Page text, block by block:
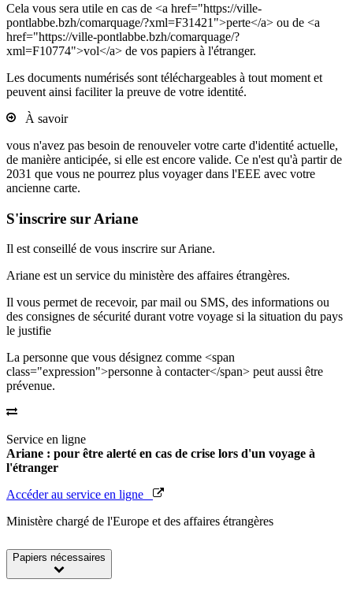
Cela vous sera utile en cas de <a href="https://ville-
pontlabbe.bzh/comarquage/?xml=F31421">perte</a> ou de <a
href="https://ville-pontlabbe.bzh/comarquage/?
xml=F10774">vol</a> de vos papiers à l'étranger.
Les documents numérisés sont téléchargeables à tout moment et
peuvent ainsi faciliter la preuve de votre identité.
À savoir
vous n'avez pas besoin de renouveler votre carte d'identité actuelle,
de manière anticipée, si elle est encore valide. Ce n'est qu'à partir de
2031 que vous ne pourrez plus voyager dans l'EEE avec votre
ancienne carte.
S'inscrire sur Ariane
Il est conseillé de vous inscrire sur Ariane.
Ariane est un service du ministère des affaires étrangères.
Il vous permet de recevoir, par mail ou SMS, des informations ou
des consignes de sécurité durant votre voyage si la situation du pays
le justifie
La personne que vous désignez comme <span
class="expression">personne à contacter</span> peut aussi être
prévenue.
Service en ligne
Ariane : pour être alerté en cas de crise lors d'un voyage à
l'étranger
Accéder au service en ligne
Ministère chargé de l'Europe et des affaires étrangères
Papiers nécessaires